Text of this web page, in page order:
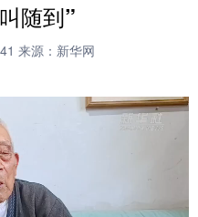
网评
体育
随到”
来源：新华网